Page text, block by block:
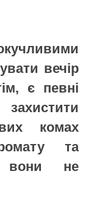
вечір
є певні
комах
та
вони не